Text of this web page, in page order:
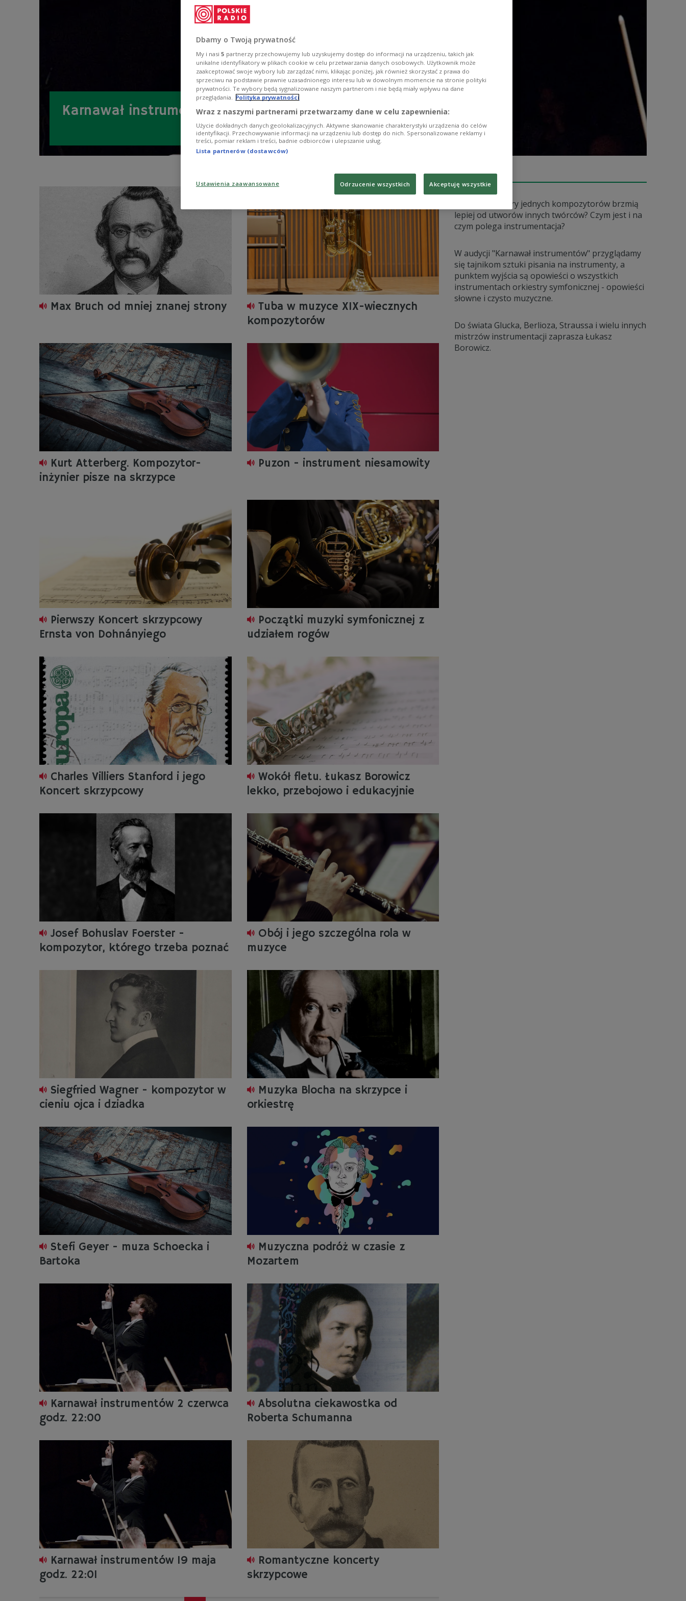
Karnawał instrumentów
Max Bruch od mniej znanej strony
Tuba w muzyce XIX-wiecznych
kompozytorów
Kurt Atterberg. Kompozytor-
inżynier pisze na skrzypce
Puzon - instrument niesamowity
Pierwszy Koncert skrzypcowy
Ernsta von Dohnányiego
Początki muzyki symfonicznej z
udziałem rogów
Charles Villiers Stanford i jego
Koncert skrzypcowy
Wokół fletu. Łukasz Borowicz
lekko, przebojowo i edukacyjnie
Josef Bohuslav Foerster -
kompozytor, którego trzeba poznać
Obój i jego szczególna rola w
muzyce
Siegfried Wagner - kompozytor w
cieniu ojca i dziadka
Muzyka Blocha na skrzypce i
orkiestrę
Stefi Geyer - muza Schoecka i
Bartoka
Muzyczna podróż w czasie z
Mozartem
Karnawał instrumentów 2 czerwca
godz. 22:00
Absolutna ciekawostka od
Roberta Schumanna
Karnawał instrumentów 19 maja
godz. 22:01
Romantyczne koncerty
skrzypcowe
O AUDYCJI
Dlaczego utwory jednych kompozytorów brzmią
lepiej od utworów innych twórców? Czym jest i na
czym polega instrumentacja?
W audycji "Karnawał instrumentów" przyglądamy
się tajnikom sztuki pisania na instrumenty, a
punktem wyjścia są opowieści o wszystkich
instrumentach orkiestry symfonicznej - opowieści
słowne i czysto muzyczne.
Do świata Glucka, Berlioza, Straussa i wielu innych
mistrzów instrumentacji zaprasza Łukasz
Borowicz.
Dbamy o Twoją prywatność
My i nasi 5 partnerzy przechowujemy lub uzyskujemy dostęp do informacji na urządzeniu, takich jak
unikalne identyfikatory w plikach cookie w celu przetwarzania danych osobowych. Użytkownik może
zaakceptować swoje wybory lub zarządzać nimi, klikając poniżej, jak również skorzystać z prawa do
sprzeciwu na podstawie prawnie uzasadnionego interesu lub w dowolnym momencie na stronie polityki
prywatności. Te wybory będą sygnalizowane naszym partnerom i nie będą miały wpływu na dane
przeglądania. Polityka prywatności
Wraz z naszymi partnerami przetwarzamy dane w celu zapewnienia:
Użycie dokładnych danych geolokalizacyjnych. Aktywne skanowanie charakterystyki urządzenia do celów
identyfikacji. Przechowywanie informacji na urządzeniu lub dostęp do nich. Spersonalizowane reklamy i
treści, pomiar reklam i treści, badnie odbiorców i ulepszanie usług.
Lista partnerów (dostawców)
Ustawienia zaawansowane Odrzucenie wszystkich Akceptuję wszystkie